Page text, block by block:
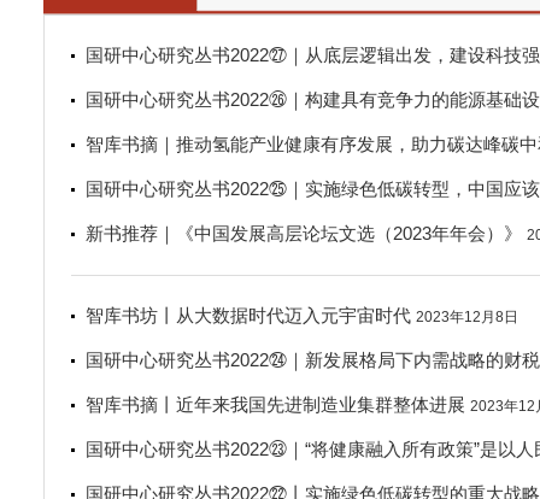
国研中心研究丛书2022㉗｜从底层逻辑出发，建设科技
国研中心研究丛书2022㉖｜构建具有竞争力的能源基础
智库书摘｜推动氢能产业健康有序发展，助力碳达峰碳
国研中心研究丛书2022㉕｜实施绿色低碳转型，中国应
新书推荐｜《中国发展高层论坛文选（2023年年会）》
智库书坊丨从大数据时代迈入元宇宙时代 2023年12月8日
国研中心研究丛书2022㉔｜新发展格局下内需战略的财
智库书摘丨近年来我国先进制造业集群整体进展 2023年12
国研中心研究丛书2022㉓｜“将健康融入所有政策”是以
国研中心研究丛书2022㉒丨实施绿色低碳转型的重大战